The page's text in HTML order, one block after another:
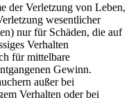
der Verletzung von Leben,
wesentlicher
nur für Schäden, die auf
Verhalten
für mittelbare
Gewinn.
außer bei
Verhalten oder bei